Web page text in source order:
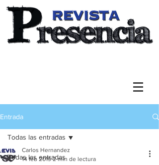
Entrada
Todas las entradas
Todas las entradas
Carlos Hernandez
14 feb 2019 2 min de lectura